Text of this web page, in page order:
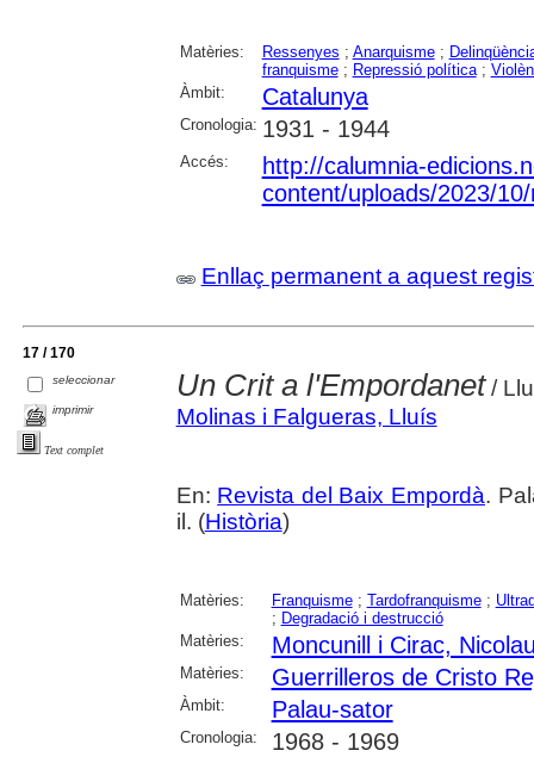
Matèries: Ressenyes ; Anarquisme;
franquisme; Repressió política;
Àmbit:
Catalunya
Cronologia: 1931 - 1944
Accés:
http://calumnia-
content/uploads/2023/
Enllaç permanent a aquest
17 / 170
seleccionar
imprimir
Text complet
Un Crit a l'Empordanet/
Molinas i Falgueras, Lluís
En: Revista del Baix Empordà.
il. (Història)
Matèries: Franquisme; Tardofranquisme;
; Degradació i destrucció
Matèries:
Moncunill i Cirac,
Matèries: Guerrilleros de Cristo
Àmbit: Palau-sator
Cronologia: 1968 - 1969